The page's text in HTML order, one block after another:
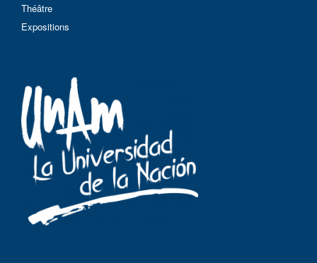
Théâtre
Expositions